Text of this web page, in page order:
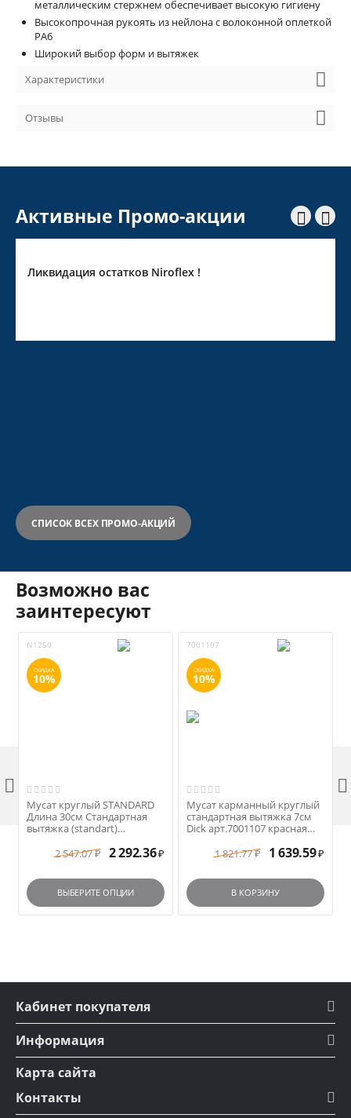
металлическим стержнем обеспечивает высокую гигиену
Высокопрочная рукоять из нейлона с волоконной оплеткой
PA6
Широкий выбор форм и вытяжек
Характеристики
Отзывы
Активные Промо-акции  
Ликвидация остатков Niroflex !
СПИСОК ВСЕХ ПРОМО-АКЦИЙ
Возможно вас
заинтересуют
N1250
СКИДКА
10%
Мусат круглый STANDARD
Длина 30см Стандартная
вытяжка (standart)
2 547.07 ₽ 2 292.36 ₽
ВЫБЕРИТЕ ОПЦИИ
7001107
СКИДКА
10%
Мусат карманный круглый
стандартная вытяжка 7см
Dick арт.7001107 красная
1 821.77 ₽ 1 639.59 ₽
В КОРЗИНУ
 
Кабинет покупателя
Информация
Карта сайта
Контакты